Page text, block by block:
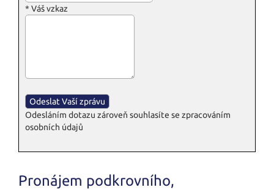
* Váš vzkaz
Odesláním dotazu zároveň souhlasíte se zpracováním
osobních údajů
Pronájem podkrovního,